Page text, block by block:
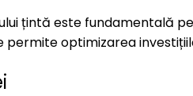
țintă este fundamentală
permite optimizarea